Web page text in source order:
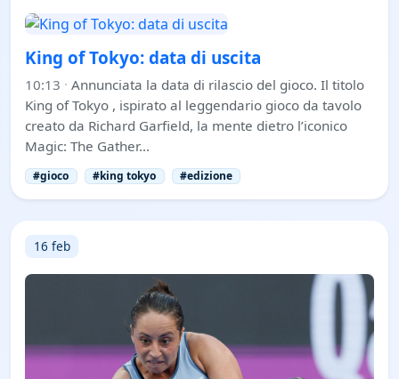
King of Tokyo: data di uscita
10:13 · Annunciata la data di rilascio del gioco. Il titolo
King of Tokyo , ispirato al leggendario gioco da tavolo
creato da Richard Garfield, la mente dietro l’iconico
Magic: The Gather…
#gioco #king tokyo #edizione
16 feb